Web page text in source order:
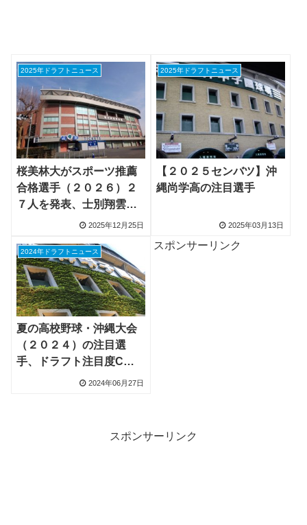
2025年ドラフトニュース
桜美林大がスポーツ推薦
合格選手（２０２６）２
７人を発表、士別翔雲の
大橋広翔投手・東京学館
2025年12月25日
2025年ドラフトニュース
【２０２５センバツ】沖
縄尚学高の注目選手
2025年03月13日
2024年ドラフトニュース
夏の高校野球・沖縄大会
（２０２４）の注目選
手、ドラフト注目度C：
2024年06月27日
スポンサーリンク
スポンサーリンク